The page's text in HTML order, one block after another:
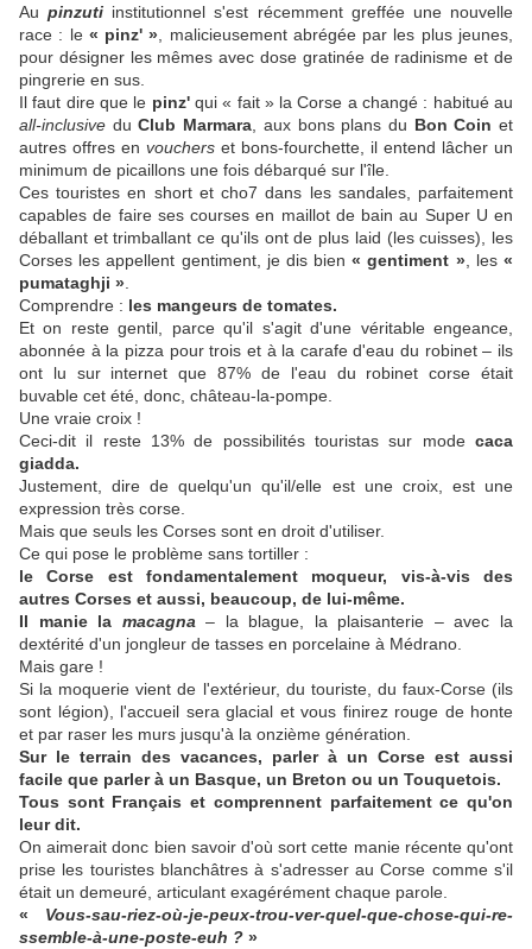
Aupinzuti institutionnel s'est récemment greffée une nouvelle
race : le « pinz' » , malicieusement abrégée par les plus jeunes,
pour désigner les mêmes avec dose gratinée de radinisme et de
pingrerie en sus.
Il faut dire que le pinz' qui « fait » la Corse a changé : habitué au
all-inclusive duClub Marmara , aux bons plans du Bon Coin et
autres offres en vouchers et bons-fourchette, il entend lâcher un
minimum de picaillons une fois débarqué sur l'île.
Ces touristes en short et cho7 dans les sandales, parfaitement
capables de faire ses courses en maillot de bain au Super U en
déballant et trimballant ce qu'ils ont de plus laid (les cuisses), les
Corses les appellent gentiment, je dis bien« gentiment », les«
pumataghji »
Comprendre : les mangeurs de tomates.
Et on reste gentil, parce qu'il s'agit d'une véritable engeance,
abonnée à la pizza pour trois et à la carafe d'eau du robinet – ils
ont lu sur internet que 87% de l'eau du robinet corse était
buvable cet été, donc, château-la-pompe.
Une vraie croix !
Ceci-dit il reste 13% de possibilités touristas sur mode caca
giadda.
Justement, dire de quelqu'un qu'il/elle est une croix, est une
expression très corse.
Mais que seuls les Corses sont en droit d'utiliser.
Ce qui pose le problème sans tortiller :
le Corse est fondamentalement moqueur, vis-à-vis des
autres Corses et aussi, beaucoup, de lui-même.
Il manie la macagna – la blague, la plaisanterie – avec la
dextérité d'un jongleur de tasses en porcelaine à Médrano.
Mais gare !
Si la moquerie vient de l'extérieur, du touriste, du faux-Corse (ils
sont légion), l'accueil sera glacial et vous finirez rouge de honte
et par raser les murs jusqu'à la onzième génération.
Sur le terrain des vacances, parler à un Corse est aussi
facile que parler à un Basque, un Breton ou un Touquetois.
Tous sont Français et comprennent parfaitement ce qu'on
leur dit.
On aimerait donc bien savoir d'où sort cette manie récente qu'ont
prise les touristes blanchâtres à s'adresser au Corse comme s'il
était un demeuré, articulant exagérément chaque parole.
« Vous-sau-riez-où-je-peux-trou-ver-quel-que-chose-qui-re-
ssemble-à-une-poste-euh ? »